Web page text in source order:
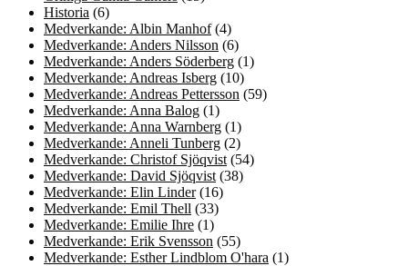
Historia (6)
Medverkande: Albin Manhof(4)
Medverkande: Anders Nilsson (6)
Medverkande: Anders Söderberg (1)
Medverkande: Andreas Isberg (10)
Medverkande: Andreas Pettersson (59)
Medverkande: Anna Balog (1)
Medverkande: Anna Warnberg (1)
Medverkande: Anneli Tunberg (2)
Medverkande: Christof Sjöqvist (54)
Medverkande: David Sjöqvist (38)
Medverkande: Elin Linder(16)
Medverkande: Emil Thell (33)
Medverkande: Emilie Ihre (1)
Medverkande: Erik Svensson (55)
Medverkande: Esther Lindblom O'hara (1)